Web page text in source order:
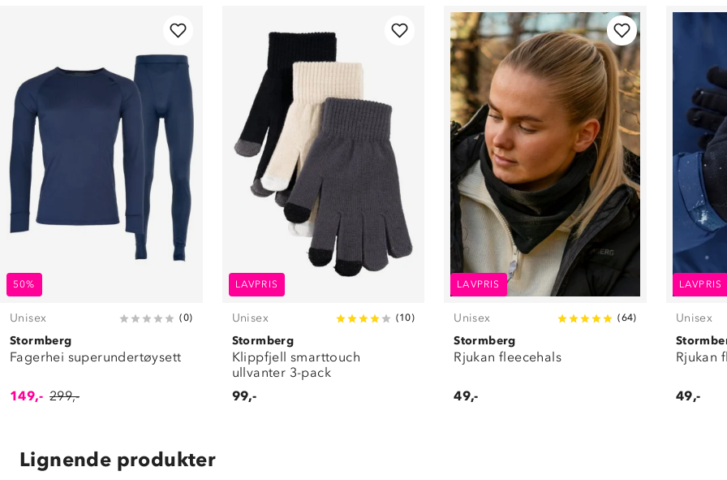
50%
Unisex (0)
Stormberg
Fagerhei superundertøysett
149,- 299,-
LAVPRIS
Unisex (10)
Stormberg
Klippfjell smarttouch
ullvanter 3-pack
99,-
LAVPRIS
Unisex (64)
Stormberg
Rjukan fleecehals
49,-
LAVPRIS
Unisex
Rjukan
49,-
Lignende produkter